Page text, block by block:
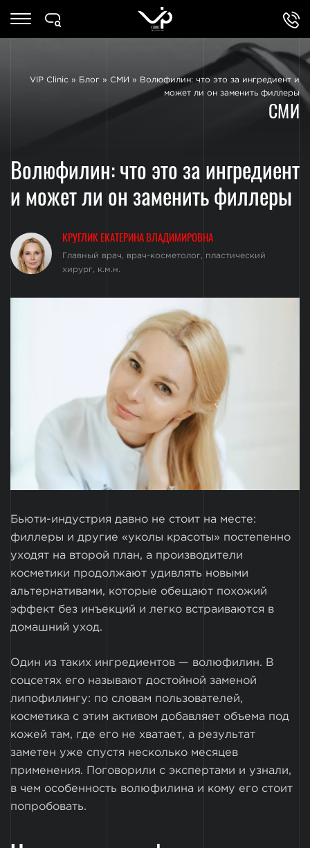
VIP Clinic » Блог » СМИ »
Волюфилин: что это за ингредиент и
может ли он заменить филлеры
СМИ
Волюфилин: что это за ингредиент
и может ли он заменить филлеры
КРУГЛИК ЕКАТЕРИНА ВЛАДИМИРОВНА
Главный врач, врач-косметолог, пластический
хирург, к.м.н.
Бьюти-индустрия давно не стоит на месте:
филлеры и другие «уколы красоты» постепенно
уходят на второй план, а производители
косметики продолжают удивлять новыми
альтернативами, которые обещают похожий
эффект без инъекций и легко встраиваются в
домашний уход.
Один из таких ингредиентов — волюфилин. В
соцсетях его называют достойной заменой
липофилингу: по словам пользователей,
косметика с этим активом добавляет объема под
кожей там, где его не хватает, а результат
заметен уже спустя несколько месяцев
применения. Поговорили с экспертами и узнали,
в чем особенность волюфилина и кому его стоит
попробовать.